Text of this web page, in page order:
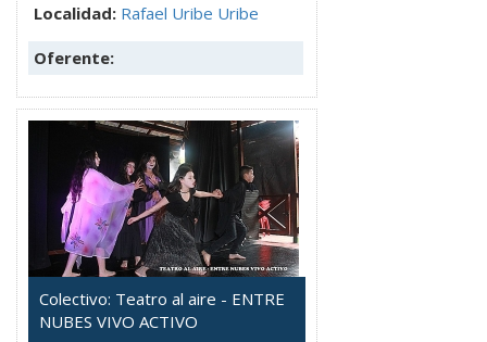
Localidad: Rafael Uribe Uribe
Oferente:
Colectivo: Teatro al aire - ENTRE
NUBES VIVO ACTIVO